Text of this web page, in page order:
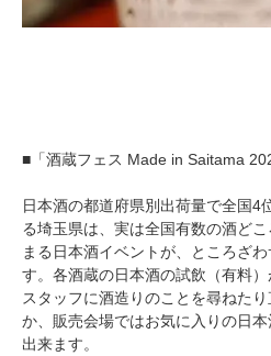
■「酒蔵フェス Made in Saitama
日本酒の都道府県別出荷量で全国4
る埼玉県は、実は全国有数の酒ど
まる日本酒イベントが、ところざ
す。各酒蔵の日本酒の試飲（有料
スタッフに酒造りのことを尋ねた
か、販売会場ではお気に入りの日
出来ます。